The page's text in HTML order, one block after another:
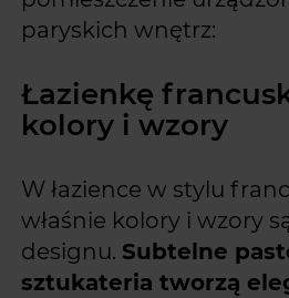
paryskich wnętrz:
Łazienkę
kolory i wzory
W łazience w stylu
właśnie kolory i wzory
designu. Subtelne
sztukateria tworzą